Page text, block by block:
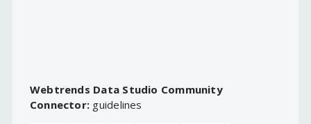
Webtrends Data Studio Community
Connector: guidelines